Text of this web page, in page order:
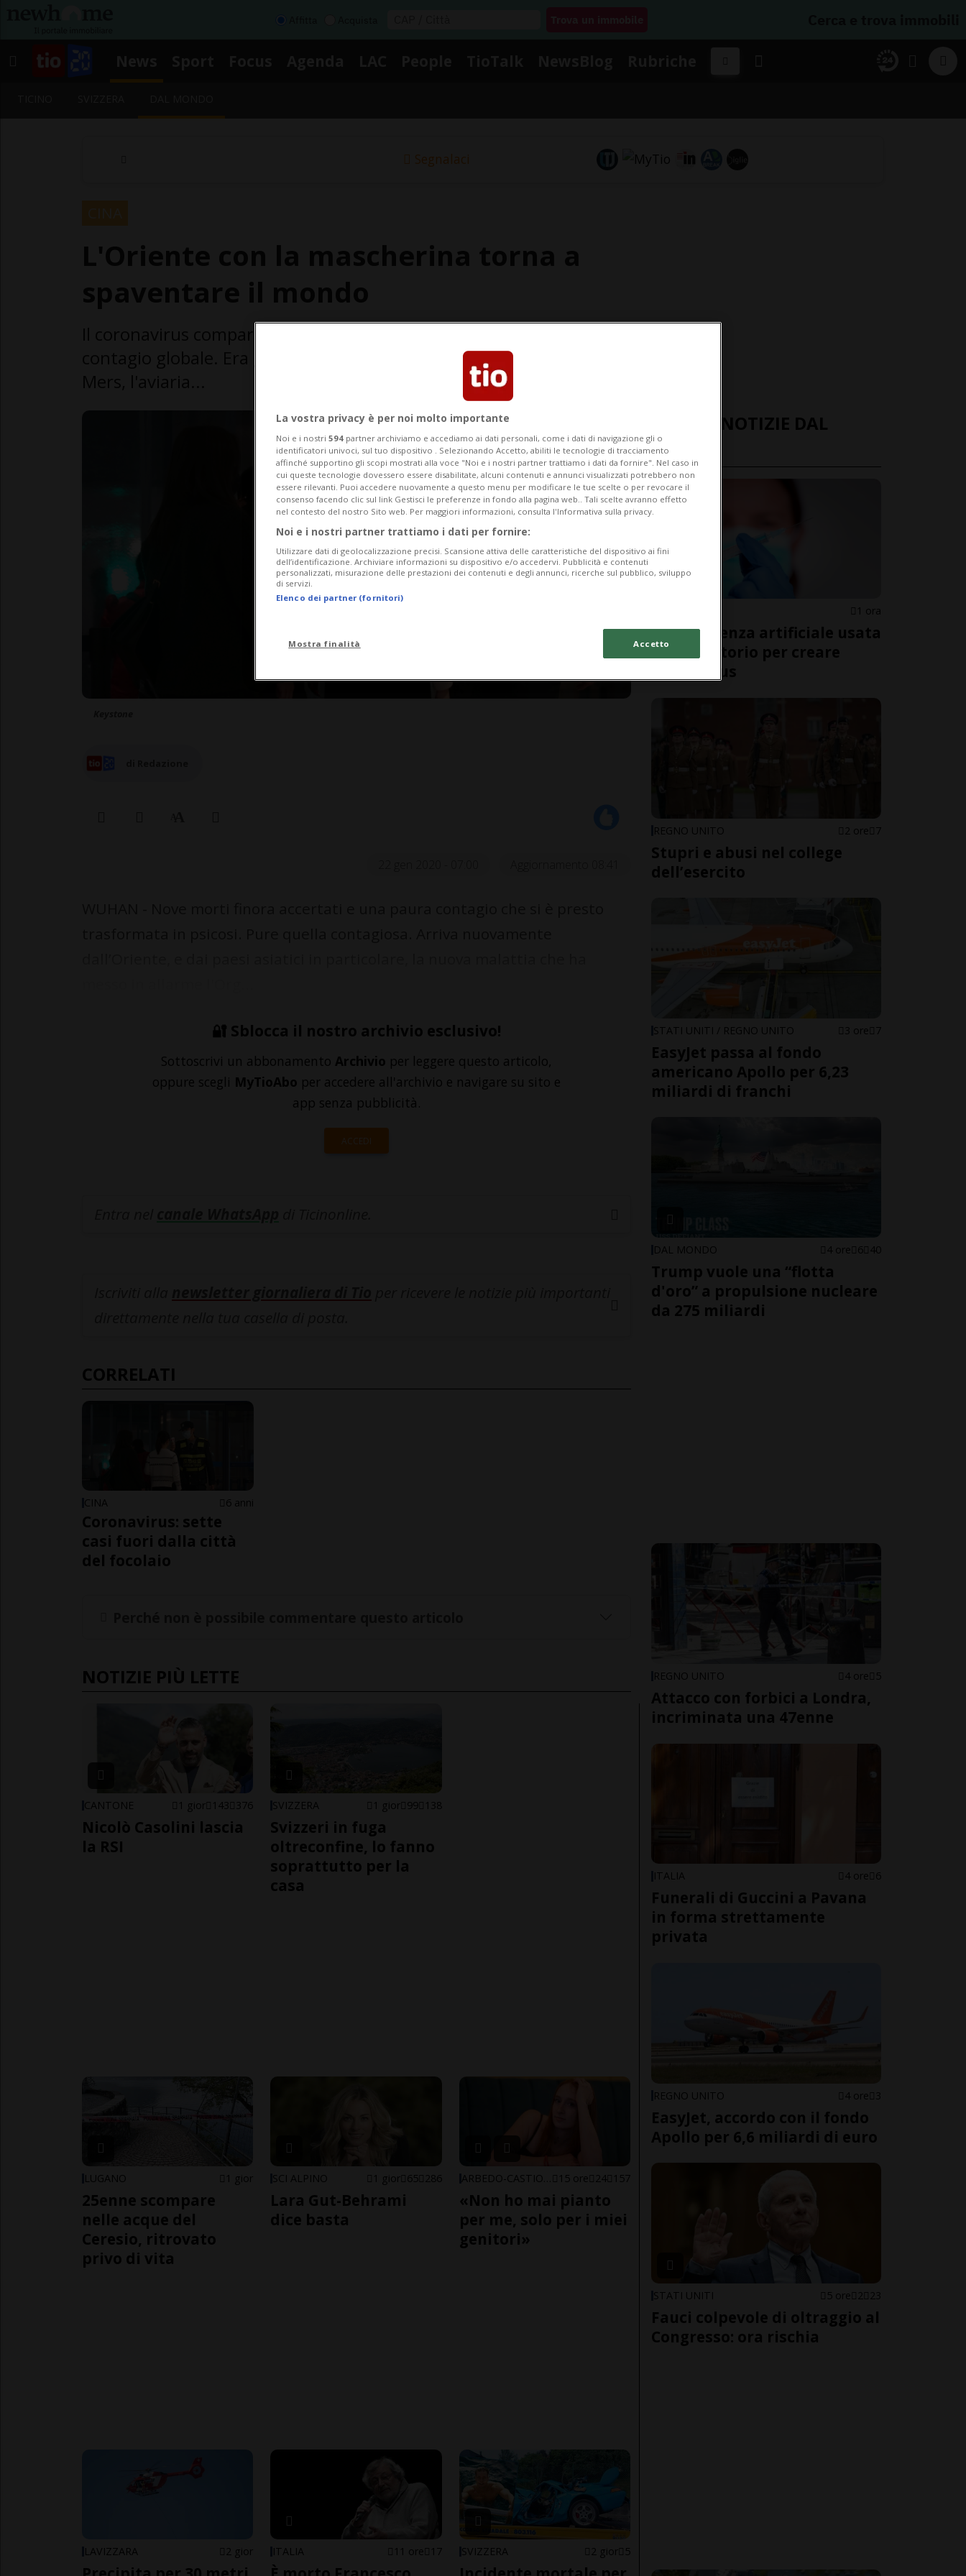
Segnalaci
contagio globale. Era già successo con la Sars nel 2003, poi con la
🔐 Sblocca il nostro archivio esclusivo!
Sottoscrivi un abbonamento Archivio per leggere questo articolo,
oppure scegli MyTioAbo per accedere all'archivio e navigare su sito e
app senza pubblicità.
ACCEDI
CORRELATI
CINA 6 anni
Coronavirus: sette
casi fuori dalla città
del focolaio
NOTIZIE PIÙ LETTE
CANTONE 1 gior 143 376
Nicolò Casolini lascia
la RSI
SVIZZERA 1 gior 99 138
Svizzeri in fuga
oltreconfine, lo fanno
soprattutto per la
casa
LUGANO 1 gior
25enne scompare
nelle acque del
Ceresio, ritrovato
privo di vita
SCI ALPINO 1 gior 65 286
Lara Gut-Behrami
dice basta
15 ore 24 157
«Non ho mai pianto
per me, solo per i miei
genitori»
LAVIZZARA 2 gior ITALIA 11 ore 17 SVIZZERA 2 gior 5
ULTIME NOTIZIE DAL
MONDO
1 ora
L'intelligenza artificiale usata
in laboratorio per creare
nuovi virus
REGNO UNITO 2 ore 7
Stupri e abusi nel college
dell’esercito
STATI UNITI / REGNO UNITO 3 ore 7
EasyJet passa al fondo
americano Apollo per 6,23
miliardi di franchi
DAL MONDO 4 ore 6 40
Trump vuole una “flotta
d'oro” a propulsione nucleare
da 275 miliardi
REGNO UNITO 4 ore 5
Attacco con forbici a Londra,
incriminata una 47enne
ITALIA 4 ore 6
Funerali di Guccini a Pavana
in forma strettamente
privata
REGNO UNITO 4 ore 3
EasyJet, accordo con il fondo
Apollo per 6,6 miliardi di euro
STATI UNITI 5 ore 2 23
Fauci colpevole di oltraggio al
Congresso: ora rischia
La vostra privacy è per noi molto importante
Noi e i nostri 594 partner archiviamo e accediamo ai dati personali, come i dati di navigazione gli o
identificatori univoci, sul tuo dispositivo . Selezionando Accetto, abiliti le tecnologie di tracciamento
affinché supportino gli scopi mostrati alla voce "Noi e i nostri partner trattiamo i dati da fornire". Nel caso in
cui queste tecnologie dovessero essere disabilitate, alcuni contenuti e annunci visualizzati potrebbero non
essere rilevanti. Puoi accedere nuovamente a questo menu per modificare le tue scelte o per revocare il
consenso facendo clic sul link Gestisci le preferenze in fondo alla pagina web.. Tali scelte avranno effetto
nel contesto del nostro Sito web. Per maggiori informazioni, consulta l'Informativa sulla privacy.
Noi e i nostri partner trattiamo i dati per fornire:
Utilizzare dati di geolocalizzazione precisi. Scansione attiva delle caratteristiche del dispositivo ai fini
dell’identificazione. Archiviare informazioni su dispositivo e/o accedervi. Pubblicità e contenuti
personalizzati, misurazione delle prestazioni dei contenuti e degli annunci, ricerche sul pubblico, sviluppo
di servizi.
Elenco dei partner (fornitori)
Mostra finalità Accetto